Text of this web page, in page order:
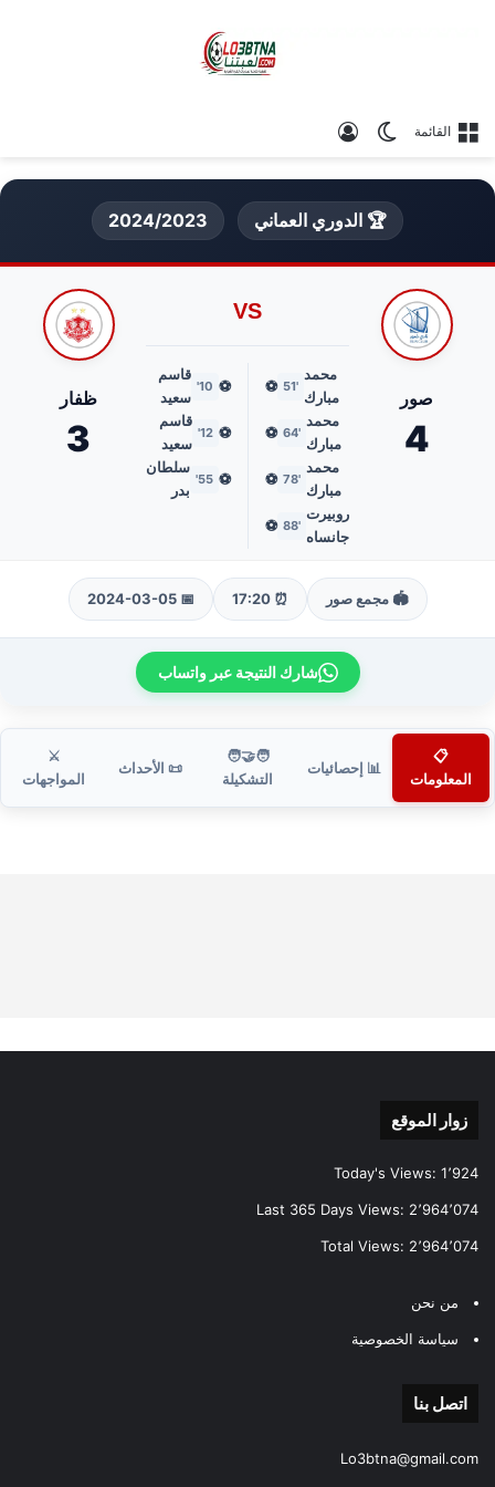
القائمة الوضع المظلم
🏆 الدوري العماني 2024/2023
صور
4
VS
محمد
مبارك
'51
⚽
محمد
مبارك
'64
⚽
محمد
مبارك
'78
⚽
روبيرت
جانساه
'88
⚽
⚽
10'
قاسم
سعيد
⚽
12'
قاسم
سعيد
⚽
55'
سلطان
بدر
ظفار
3
🏟️ مجمع صور ⏰ 17:20
📅 2024-03-05
شارك النتيجة عبر واتساب
📋
المعلومات
📊 إحصائيات
🧑‍🤝‍🧑
التشكيلة
📜 الأحداث
⚔️
المواجهات
زوار الموقع
Today's Views: 1٬924
Last 365 Days Views: 2٬964٬074
Total Views: 2٬964٬074
من نحن
سياسة الخصوصية
اتصل بنا
Lo3btna@gmail.com